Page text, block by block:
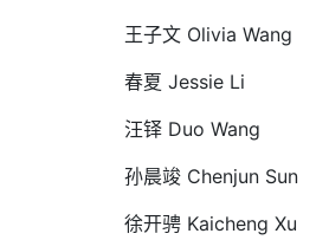
王子文 Olivia Wang
春夏 Jessie Li
汪铎 Duo Wang
孙晨竣 Chenjun Sun
徐开骋 Kaicheng Xu